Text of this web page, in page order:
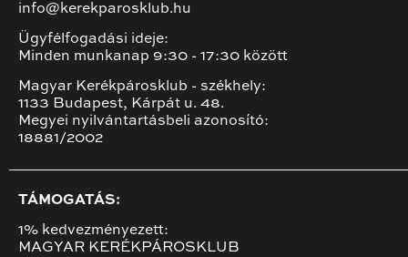
info@kerekparosklub.hu
Ügyfélfogadási ideje:
Minden munkanap 9:30 - 17:30 között
Magyar Kerékpárosklub - székhely:
1133 Budapest, Kárpát u. 48.
Megyei nyilvántartásbeli azonosító:
18881/2002
TÁMOGATÁS:
1% kedvezményezett:
MAGYAR KERÉKPÁROSKLUB